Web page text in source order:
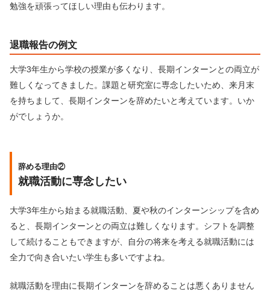
勉強を頑張ってほしい理由も伝わります。
退職報告の例文
大学3年生から学校の授業が多くなり、長期インターンとの両立が
難しくなってきました。課題と研究室に専念したいため、来月末
を持ちまして、長期インターンを辞めたいと考えています。いか
がでしょうか。
辞める理由②
就職活動に専念したい
大学3年生から始まる就職活動、夏や秋のインターンシップを含め
ると、長期インターンとの両立は難しくなります。シフトを調整
して続けることもできますが、自分の将来を考える就職活動には
全力で向き合いたい学生も多いですよね。
就職活動を理由に長期インターンを辞めることは悪くありません